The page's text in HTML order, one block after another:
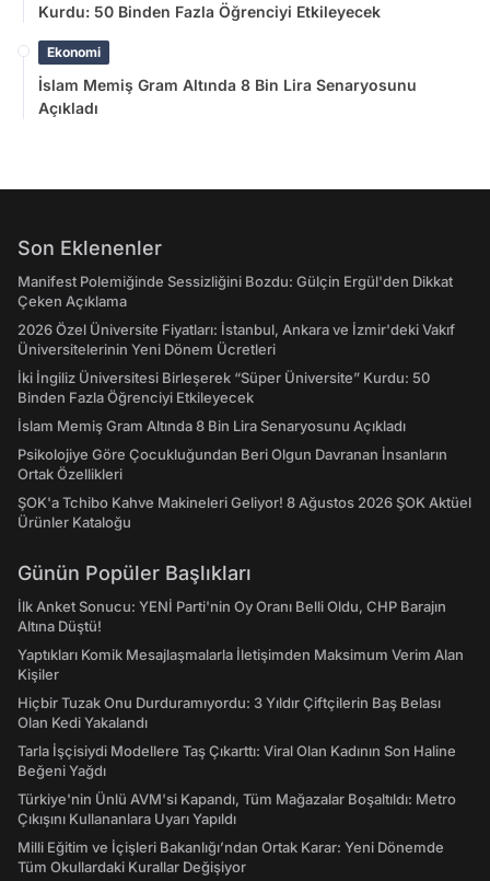
Kurdu: 50 Binden Fazla Öğrenciyi Etkileyecek
Ekonomi
İslam Memiş Gram Altında 8 Bin Lira Senaryosunu
Açıkladı
Son Eklenenler
Manifest Polemiğinde Sessizliğini Bozdu: Gülçin Ergül'den Dikkat
Çeken Açıklama
2026 Özel Üniversite Fiyatları: İstanbul, Ankara ve İzmir'deki Vakıf
Üniversitelerinin Yeni Dönem Ücretleri
İki İngiliz Üniversitesi Birleşerek “Süper Üniversite” Kurdu: 50
Binden Fazla Öğrenciyi Etkileyecek
İslam Memiş Gram Altında 8 Bin Lira Senaryosunu Açıkladı
Psikolojiye Göre Çocukluğundan Beri Olgun Davranan İnsanların
Ortak Özellikleri
ŞOK'a Tchibo Kahve Makineleri Geliyor! 8 Ağustos 2026 ŞOK Aktüel
Ürünler Kataloğu
Günün Popüler Başlıkları
İlk Anket Sonucu: YENİ Parti'nin Oy Oranı Belli Oldu, CHP Barajın
Altına Düştü!
Yaptıkları Komik Mesajlaşmalarla İletişimden Maksimum Verim Alan
Kişiler
Hiçbir Tuzak Onu Durduramıyordu: 3 Yıldır Çiftçilerin Baş Belası
Olan Kedi Yakalandı
Tarla İşçisiydi Modellere Taş Çıkarttı: Viral Olan Kadının Son Haline
Beğeni Yağdı
Türkiye'nin Ünlü AVM'si Kapandı, Tüm Mağazalar Boşaltıldı: Metro
Çıkışını Kullananlara Uyarı Yapıldı
Milli Eğitim ve İçişleri Bakanlığı’ndan Ortak Karar: Yeni Dönemde
Tüm Okullardaki Kurallar Değişiyor